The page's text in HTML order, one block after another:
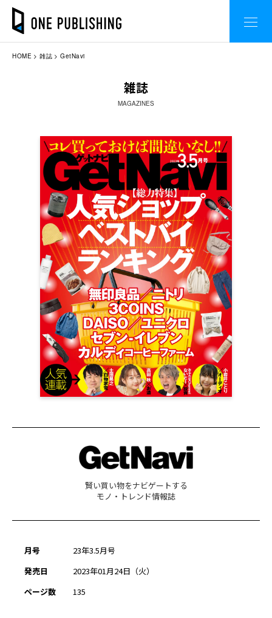
HOME 雑誌 GetNavi
雑誌
MAGAZINES
賢い買い物をナビゲートする
モノ・トレンド情報誌
月号
23年3.5月号
発売日
2023年01月24日（火）
ページ数
135